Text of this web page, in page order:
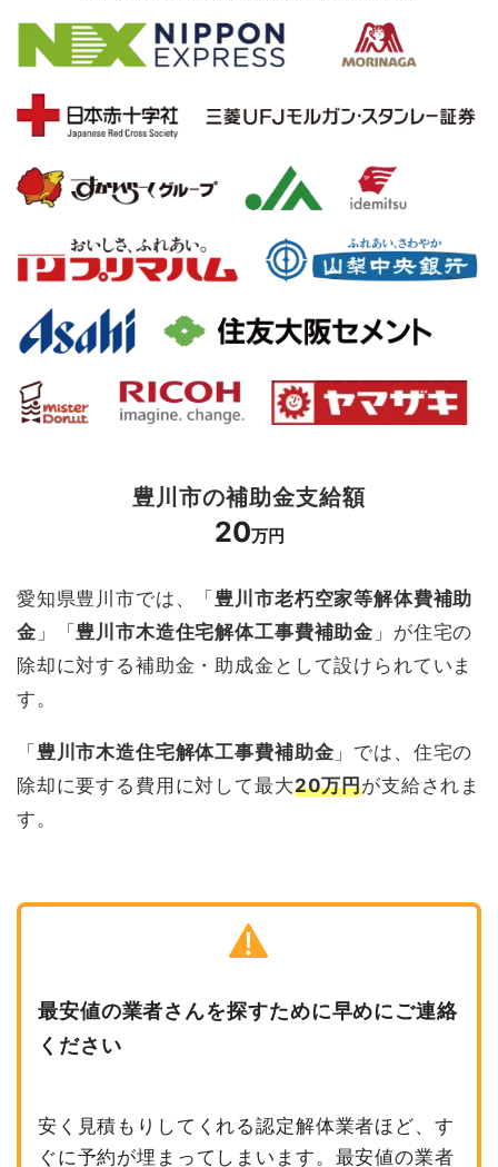
豊川市の補助金支給額
20万円
愛知県豊川市では、「豊川市老朽空家等解体費補助
金 」「豊川市木造住宅解体工事費補助金 」が住宅の
除却に対する補助金・助成金として設けられていま
す。
「 豊川市木造住宅解体工事費補助金 」では、住宅の
除却に要する費用に対して最大20万円が支給されま
す。
最安値の業者さんを探すために早めにご連絡
ください
安く見積もりしてくれる認定解体業者ほど、す
ぐに予約が埋まってしまいます。最安値の業者